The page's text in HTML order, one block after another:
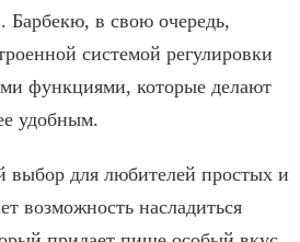
Барбекю, в свою очередь,
системой регулировки
функциями, которые делают
удобным.
выбор для любителей простых и
возможность насладиться